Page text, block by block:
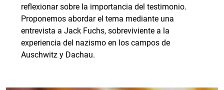
reflexionar sobre la importancia del testimonio.
Proponemos abordar el tema mediante una
entrevista a Jack Fuchs, sobreviviente a la
experiencia del nazismo en los campos de
Auschwitz y Dachau.